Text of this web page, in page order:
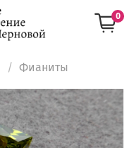
0
Фианиты